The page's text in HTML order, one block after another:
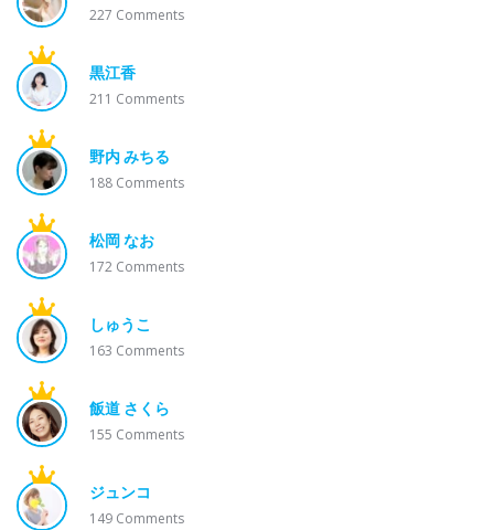
227 Comments
黒江香
211 Comments
野内 みちる
188 Comments
松岡 なお
172 Comments
しゅうこ
163 Comments
飯道 さくら
155 Comments
ジュンコ
149 Comments